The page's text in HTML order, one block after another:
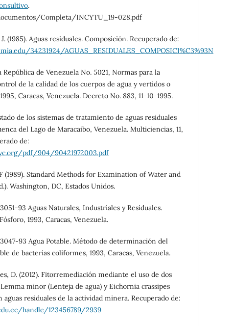
.
Completa/INCYTU_19-028.pdf
(1985). Aguas residuales. Composición. Recuperado de:
34231924/AGUAS_RESIDUALES_COMPOSICI%C3%93N
de Venezuela No. 5021, Normas para la
de la calidad de los cuerpos de agua y vertidos o
Caracas, Venezuela. Decreto No. 883, 11-10-1995.
de los sistemas de tratamiento de aguas residuales
del Lago de Maracaibo, Venezuela. Multiciencias, 11,
de:
pdf/904/90421972003.pdf
(1989). Standard Methods for Examination of Water and
Washington, DC, Estados Unidos.
93 Aguas Naturales, Industriales y Residuales.
1993, Caracas, Venezuela.
93 Agua Potable. Método de determinación del
de bacterias coliformes, 1993, Caracas, Venezuela.
D. (2012). Fitorremediación mediante el uso de dos
minor (Lenteja de agua) y Eichornia crassipes
aguas residuales de la actividad minera. Recuperado de:
handle/123456789/2939